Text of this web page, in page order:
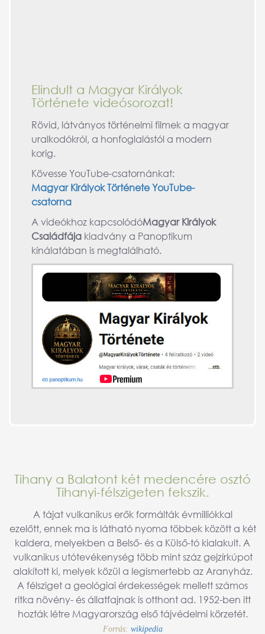
Elindult a Magyar Királyok
Története videósorozat!
Rövid, látványos történelmi filmek a magyar
uralkodókról, a honfoglalástól a modern
korig.
Kövesse YouTube-csatornánkat:
Magyar Királyok Története YouTube-
csatorna
A videókhoz kapcsolódóMagyar Királyok
Családfája kiadvány a Panoptikum
kínálatában is megtalálható.
Tihany a Balatont két medencére osztó
Tihanyi-félszigeten fekszik.
A tájat vulkanikus erők formálták évmilliókkal
ezelőtt, ennek ma is látható nyoma többek között a két
kaldera, melyekben a Belső- és a Külső-tó kialakult. A
vulkanikus utótevékenység több mint száz gejzírkúpot
alakított ki, melyek közül a legismertebb az Aranyház.
A félsziget a geológiai érdekességek mellett számos
ritka növény- és állatfajnak is otthont ad. 1952-ben itt
hozták létre Magyarország első tájvédelmi körzetét.
Forrás: wikipedia